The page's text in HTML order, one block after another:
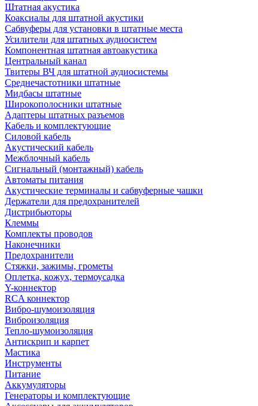
Штатная акустика
Коаксиалы для штатной акустики
Сабвуферы для установки в штатные места
Усилители для штатных аудиосистем
Компонентная штатная автоакустика
Центральный канал
Твитеры ВЧ для штатной аудиосистемы
Среднечастотники штатные
Мидбасы штатные
Широкополосники штатные
Адаптеры штатных разъемов
Кабель и комплектующие
Силовой кабель
Акустический кабель
Межблочный кабель
Сигнальный (монтажный) кабель
Автоматы питания
Акустические терминалы и сабвуферные чашки
Держатели для предохранителей
Дистрибьюторы
Клеммы
Комплекты проводов
Наконечники
Предохранители
Стяжки, зажимы, грометы
Оплетка, кожух, термоусадка
Y-коннектор
RCA коннектор
Вибро-шумоизоляция
Виброизоляция
Тепло-шумоизоляция
Антискрип и карпет
Мастика
Инструменты
Питание
Аккумуляторы
Генераторы и комплектующие